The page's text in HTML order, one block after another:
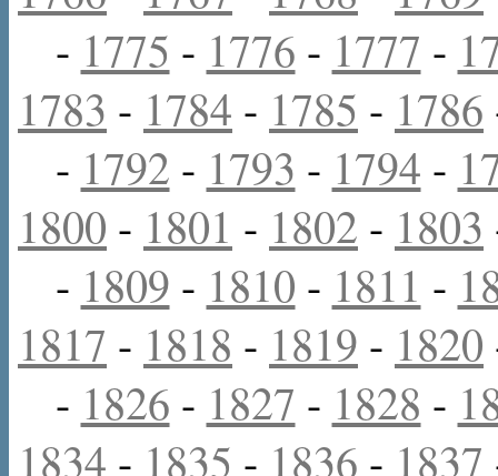
- 1775 - 1776 - 1777 -
1783 - 1784 - 1785 - 1786
- 1792 - 1793 - 1794 -
1800 - 1801 - 1802 - 1803
- 1809 - 1810 - 1811 -
1817 - 1818 - 1819 - 1820
- 1826 - 1827 - 1828 -
1834 - 1835 - 1836 - 1837